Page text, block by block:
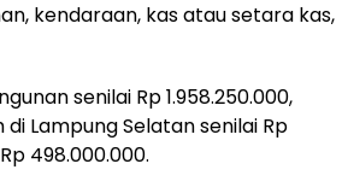
kendaraan, kas atau setara kas,
senilai Rp 1.958.250.000,
di Lampung Selatan senilai Rp
498.000.000.